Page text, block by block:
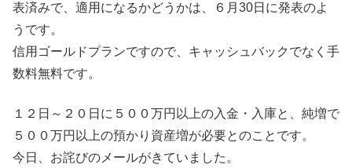
表済みで、適用になるかどうかは、６月30日に発表のよ
うです。
信用ゴールドプランですので、キャッシュバックでなく手
数料無料です。
１２日～２０日に５００万円以上の入金・入庫と、純増で
５００万円以上の預かり資産増が必要とのことです。
今日、お詫びのメールがきていました。